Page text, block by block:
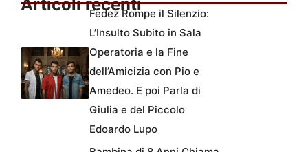
Articoli recentiFedez Rompe il Silenzio:
L’Insulto Subito in Sala
Operatoria e la Fine
dell’Amicizia con Pio e
Amedeo. E poi Parla di
Giulia e del Piccolo
Edoardo Lupo